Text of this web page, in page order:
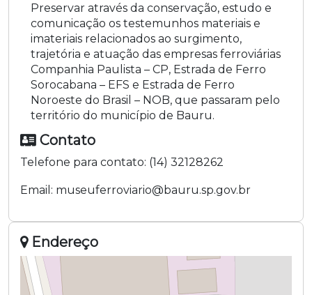
Preservar através da conservação, estudo e
comunicação os testemunhos materiais e
imateriais relacionados ao surgimento,
trajetória e atuação das empresas ferroviárias
Companhia Paulista – CP, Estrada de Ferro
Sorocabana – EFS e Estrada de Ferro
Noroeste do Brasil – NOB, que passaram pelo
território do município de Bauru.
Contato
Telefone para contato: (14) 32128262
Email: museuferroviario@bauru.sp.gov.br
Endereço